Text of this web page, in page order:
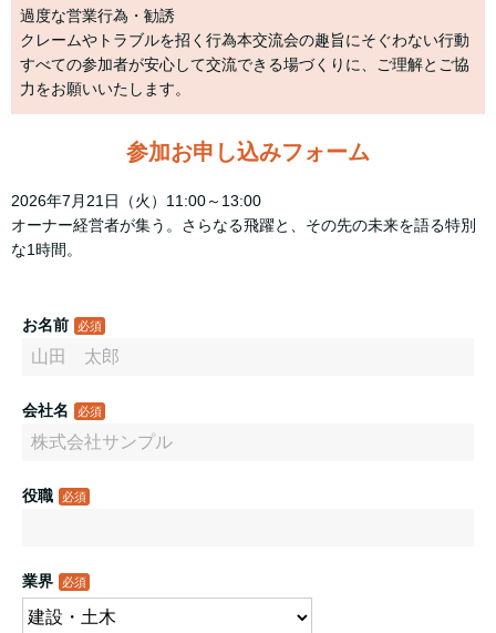
過度な営業行為・勧誘
クレームやトラブルを招く行為本交流会の趣旨にそぐわない行動
すべての参加者が安心して交流できる場づくりに、ご理解とご協
力をお願いいたします。
参加お申し込みフォーム
2026年7月21日（火）11:00～13:00
オーナー経営者が集う。さらなる飛躍と、その先の未来を語る特別
な1時間。
お名前
会社名
役職
業界